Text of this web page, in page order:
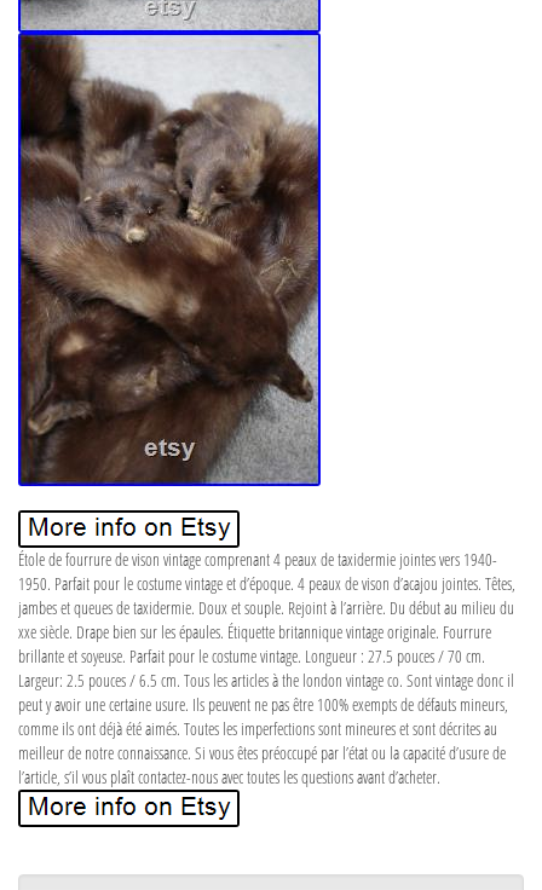
Étole de fourrure de vison vintage comprenant 4 peaux de taxidermie jointes vers 1940-
1950. Parfait pour le costume vintage et d’époque. 4 peaux de vison d’acajou jointes. Têtes,
jambes et queues de taxidermie. Doux et souple. Rejoint à l’arrière. Du début au milieu du
xxe siècle. Drape bien sur les épaules. Étiquette britannique vintage originale. Fourrure
brillante et soyeuse. Parfait pour le costume vintage. Longueur : 27.5 pouces / 70 cm.
Largeur: 2.5 pouces / 6.5 cm. Tous les articles à the london vintage co. Sont vintage donc il
peut y avoir une certaine usure. Ils peuvent ne pas être 100% exempts de défauts mineurs,
comme ils ont déjà été aimés. Toutes les imperfections sont mineures et sont décrites au
meilleur de notre connaissance. Si vous êtes préoccupé par l’état ou la capacité d’usure de
l’article, s’il vous plaît contactez-nous avec toutes les questions avant d’acheter.